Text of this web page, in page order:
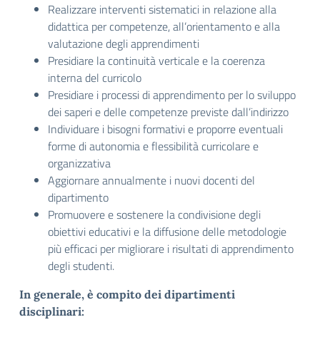
Realizzare interventi sistematici in relazione alla
didattica per competenze, all’orientamento e alla
valutazione degli apprendimenti
Presidiare la continuità verticale e la coerenza
interna del curricolo
Presidiare i processi di apprendimento per lo sviluppo
dei saperi e delle competenze previste dall’indirizzo
Individuare i bisogni formativi e proporre eventuali
forme di autonomia e flessibilità curricolare e
organizzativa
Aggiornare annualmente i nuovi docenti del
dipartimento
Promuovere e sostenere la condivisione degli
obiettivi educativi e la diffusione delle metodologie
più efficaci per migliorare i risultati di apprendimento
degli studenti.
In generale, è compito dei dipartimenti
disciplinari: